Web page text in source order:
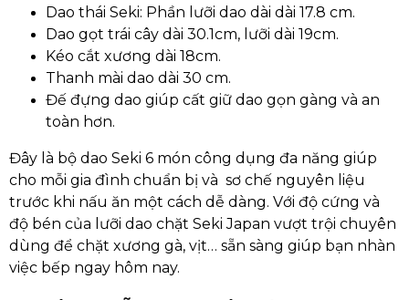
Dao thái Seki: Phần lưỡi dao dài dài 17.8 cm.
Dao gọt trái cây dài 30.1cm, lưỡi dài 19cm.
Kéo cắt xương dài 18cm.
Thanh mài dao dài 30 cm.
Đế đựng dao giúp cất giữ dao gọn gàng và an
toàn hơn.
Đây là bộ dao Seki 6 món công dụng đa năng giúp
cho mỗi gia đình chuẩn bị và sơ chế nguyên liệu
trước khi nấu ăn một cách dễ dàng. Với độ cứng và
độ bén của lưỡi dao chặt Seki Japan vượt trội chuyên
dùng để chặt xương gà, vịt… sẵn sàng giúp bạn nhàn
việc bếp ngay hôm nay.